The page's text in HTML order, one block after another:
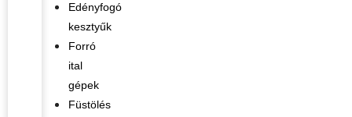
Edényfogó
kesztyűk
Forró
ital
gépek
Füstölés